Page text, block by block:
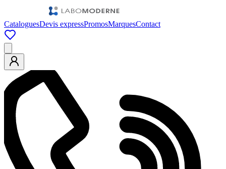
CataloguesDevis expressPromosMarquesContact